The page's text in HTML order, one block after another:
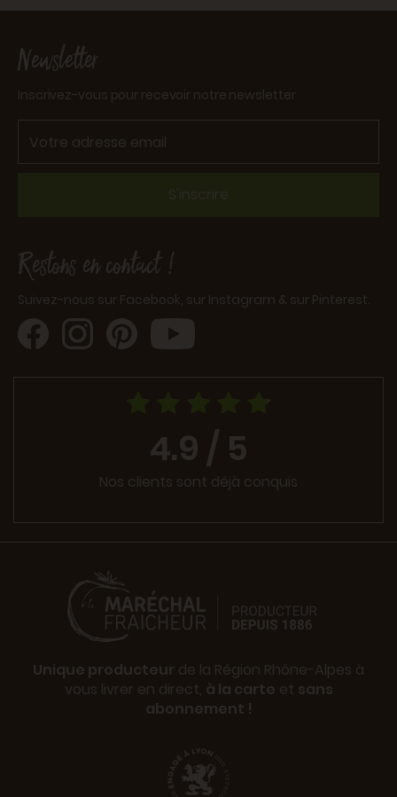
Newsletter
Inscrivez-vous pour recevoir notre newsletter
S'inscrire
Restons en contact !
Suivez-nous sur Facebook, sur Instagram & sur Pinterest.
4.9 / 5
Nos clients sont déjà conquis
Unique producteur de la Région Rhône-Alpes à
vous livrer en direct, à la carte et sans
abonnement !